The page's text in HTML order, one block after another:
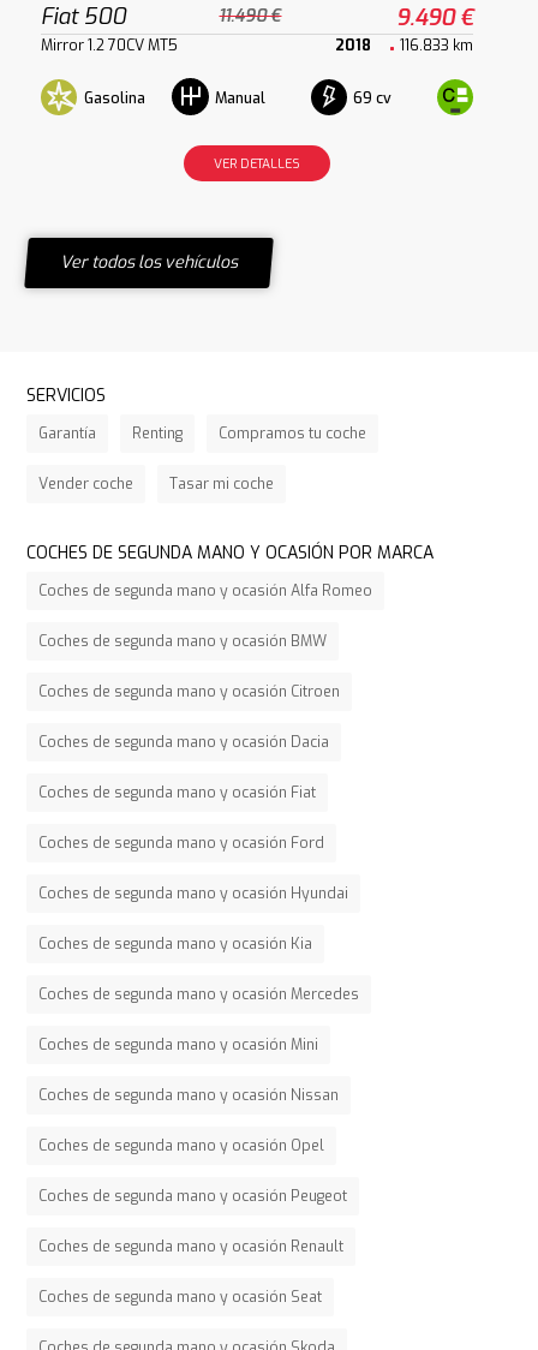
Fiat 500 11.490 € 9.490 €
Mirror 1.2 70CV MT5 2018 116.833 km
Gasolina Manual 69 cv
VER DETALLES
Ver todos los vehículos
SERVICIOS
Garantía Renting Compramos tu coche
Vender coche Tasar mi coche
COCHES DE SEGUNDA MANO Y OCASIÓN POR MARCA
Coches de segunda mano y ocasión Alfa Romeo
Coches de segunda mano y ocasión BMW
Coches de segunda mano y ocasión Citroen
Coches de segunda mano y ocasión Dacia
Coches de segunda mano y ocasión Fiat
Coches de segunda mano y ocasión Ford
Coches de segunda mano y ocasión Hyundai
Coches de segunda mano y ocasión Kia
Coches de segunda mano y ocasión Mercedes
Coches de segunda mano y ocasión Mini
Coches de segunda mano y ocasión Nissan
Coches de segunda mano y ocasión Opel
Coches de segunda mano y ocasión Peugeot
Coches de segunda mano y ocasión Renault
Coches de segunda mano y ocasión Seat